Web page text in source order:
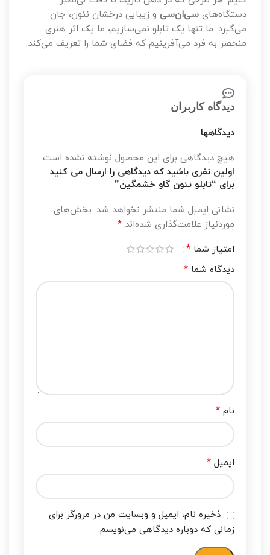
دستگاه‌های سی‌ان‌سی و زیبایی درخشان نئون، جان
می‌گیرد. ما تنها یک تابلو نمی‌سازیم، ما یک اثر هنری
منحصر به فرد می‌آفرینیم که فضای شما را تعریف می‌کند.
دیدگاه کاربران
دیدگاهها
هیچ دیدگاهی برای این محصول نوشته نشده است.
اولین نفری باشید که دیدگاهی را ارسال می کنید
برای “تابلو نئون گاو خشمگین”
نشانی ایمیل شما منتشر نخواهد شد. بخش‌های
موردنیاز علامت‌گذاری شده‌اند *
امتیاز شما *
دیدگاه شما *
نام *
ایمیل *
ذخیره نام، ایمیل و وبسایت من در مرورگر برای
زمانی که دوباره دیدگاهی می‌نویسم.